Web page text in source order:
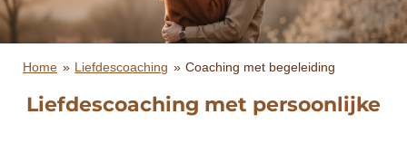
Home » Liefdescoaching » Coaching met begeleiding
Liefdescoaching met persoonlijke